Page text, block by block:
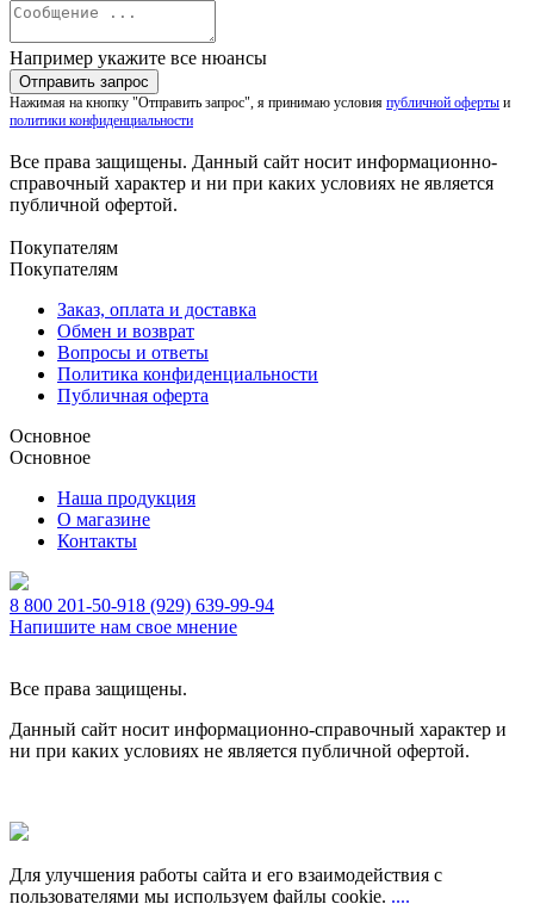
Например укажите все нюансы
Нажимая на кнопку "Отправить запрос", я принимаю условия публичной оферты и
политики конфиденциальности
Все права защищены. Данный сайт носит информационно-
справочный характер и ни при каких условиях не является
публичной офертой.
Покупателям
Покупателям
Заказ, оплата и доставка
Обмен и возврат
Вопросы и ответы
Политика конфиденциальности
Публичная оферта
Основное
Основное
Наша продукция
О магазине
Контакты
8 800 201-50-918 (929) 639-99-94
Напишите нам свое мнение
Все права защищены.
Данный сайт носит информационно-справочный характер и
ни при каких условиях не является публичной офертой.
Для улучшения работы сайта и его взаимодействия с
пользователями мы используем файлы cookie. ....